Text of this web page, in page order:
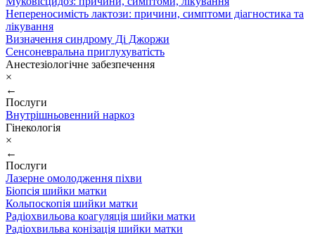
Непереносимість лактози: причини, симптоми діагностика та
лікування
Визначення синдрому Ді Джоржи
Сенсоневральна приглухуватість
Анестезіологічне забезпечення
×
←
Послуги
Внутрішньовенний наркоз
Гінекологія
×
←
Послуги
Лазерне омолодження піхви
Біопсія шийки матки
Кольпоскопія шийки матки
Радіохвильова коагуляція шийки матки
Радіохвильва конізація шийки матки